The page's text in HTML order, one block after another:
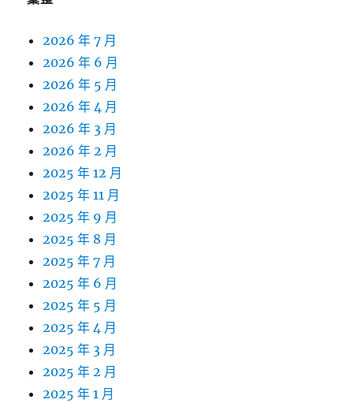
2026 年 7 月
2026 年 6 月
2026 年 5 月
2026 年 4 月
2026 年 3 月
2026 年 2 月
2025 年 12 月
2025 年 11 月
2025 年 9 月
2025 年 8 月
2025 年 7 月
2025 年 6 月
2025 年 5 月
2025 年 4 月
2025 年 3 月
2025 年 2 月
2025 年 1 月